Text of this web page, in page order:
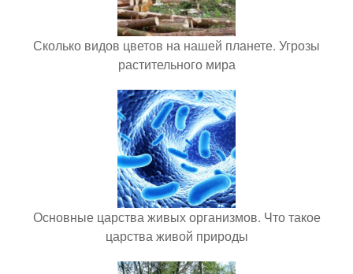
Сколько видов цветов на нашей планете. Угрозы
растительного мира
Основные царства живых организмов. Что такое
царства живой природы